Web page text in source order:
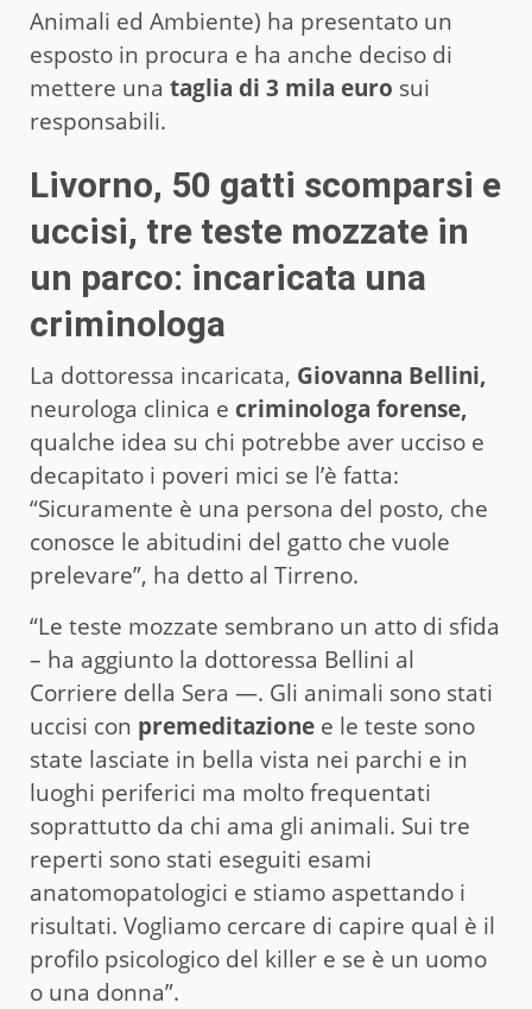
Animali ed Ambiente) ha presentato un
esposto in procura e ha anche deciso di
mettere una taglia di 3 mila euro sui
responsabili.
Livorno, 50 gatti scomparsi e
uccisi, tre teste mozzate in
un parco: incaricata una
criminologa
La dottoressa incaricata, Giovanna Bellini,
neurologa clinica e criminologa forense,
qualche idea su chi potrebbe aver ucciso e
decapitato i poveri mici se l’è fatta:
“Sicuramente è una persona del posto, che
conosce le abitudini del gatto che vuole
prelevare”, ha detto al Tirreno.
“Le teste mozzate sembrano un atto di sfida
– ha aggiunto la dottoressa Bellini al
Corriere della Sera —. Gli animali sono stati
uccisi con premeditazione e le teste sono
state lasciate in bella vista nei parchi e in
luoghi periferici ma molto frequentati
soprattutto da chi ama gli animali. Sui tre
reperti sono stati eseguiti esami
anatomopatologici e stiamo aspettando i
risultati. Vogliamo cercare di capire qual è il
profilo psicologico del killer e se è un uomo
o una donna”.